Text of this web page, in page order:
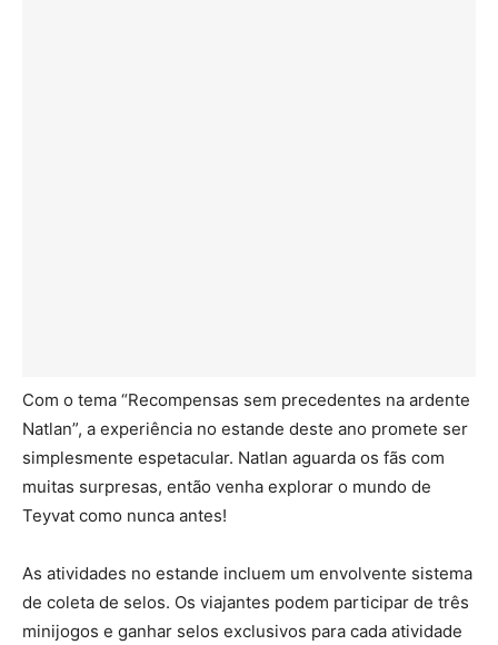
Com o tema “Recompensas sem precedentes na ardente
Natlan”, a experiência no estande deste ano promete ser
simplesmente espetacular. Natlan aguarda os fãs com
muitas surpresas, então venha explorar o mundo de
Teyvat como nunca antes!
As atividades no estande incluem um envolvente sistema
de coleta de selos. Os viajantes podem participar de três
minijogos e ganhar selos exclusivos para cada atividade